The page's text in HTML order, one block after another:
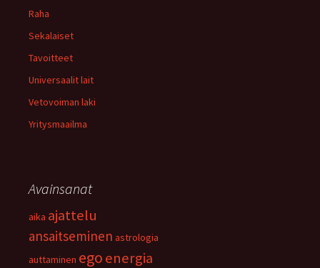
Raha
Sekalaiset
Tavoitteet
Universaalit lait
Vetovoiman laki
Yritysmaailma
Avainsanat
aika ajattelu
ansaitseminen astrologia
auttaminen egoenergia